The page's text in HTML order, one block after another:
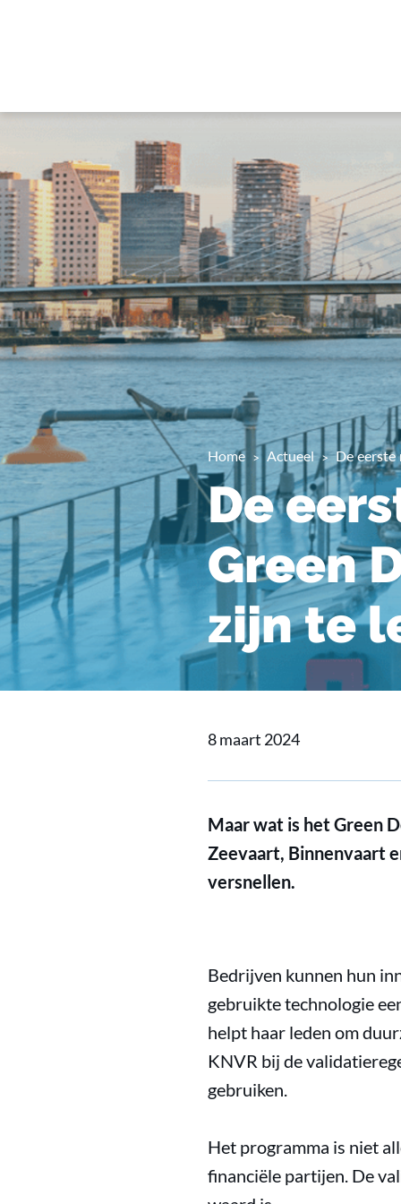
Home Actueel De eerste
De
Green
zijn te
8 maart 2024
Maar wat is het Green
Zeevaart, Binnenvaart
versnellen.
Bedrijven kunnen hun
gebruikte technologie
helpt haar leden om
KNVR bij de
gebruiken.
Het programma is niet
financiële partijen. De